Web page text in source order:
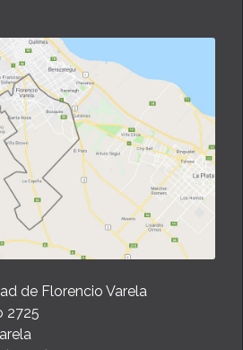
de Florencio Varela
2725